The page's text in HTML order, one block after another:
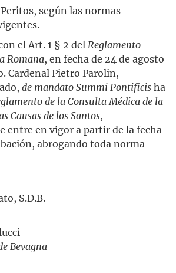
según las normas
el Art. 1 § 2 del Reglamento
Romana, en fecha de 24 de agosto
Cardenal Pietro Parolin,
de mandato Summi Pontificisha
de la Consulta Médica de la
Causas de los Santos,
entre en vigor a partir de la fecha
abrogando toda norma
S.D.B.
Bevagna